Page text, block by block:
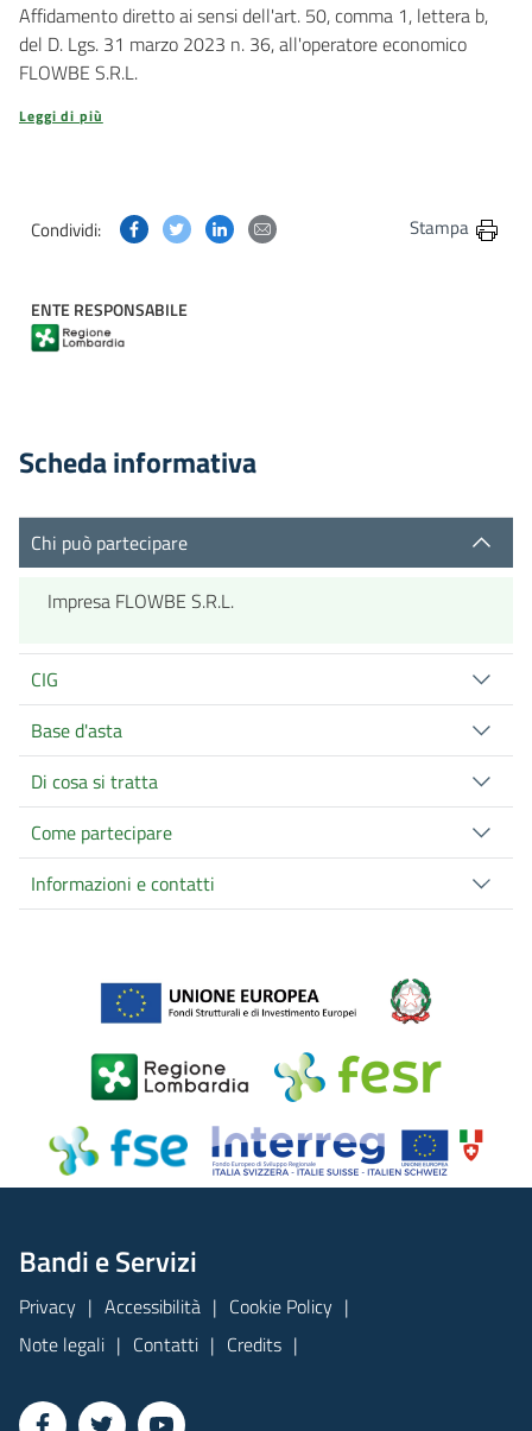
Affidamento diretto ai sensi dell'art. 50, comma 1, lettera b,
del D. Lgs. 31 marzo 2023 n. 36, all'operatore economico
FLOWBE S.R.L.
Leggi di più
Condividi: Condividi questa pagina su Facebook
Condividi questa pagina su Twitter
Condividi questa pagina su Linkedin
Condividi questa pagina via
Stampa
ENTE RESPONSABILE
Scheda informativa
Chi può partecipare
Impresa FLOWBE S.R.L.
CIG
Base d'asta
Di cosa si tratta
Come partecipare
Informazioni e contatti
Bandi e Servizi
Privacy Accessibilità
Cookie Policy
Note legali
Contatti Credits